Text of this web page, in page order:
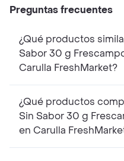
Preguntas frecuentes
¿Qué productos
Sabor 30 g
Carulla FreshMarket?
¿Qué productos
Sin Sabor 30 g
en Carulla